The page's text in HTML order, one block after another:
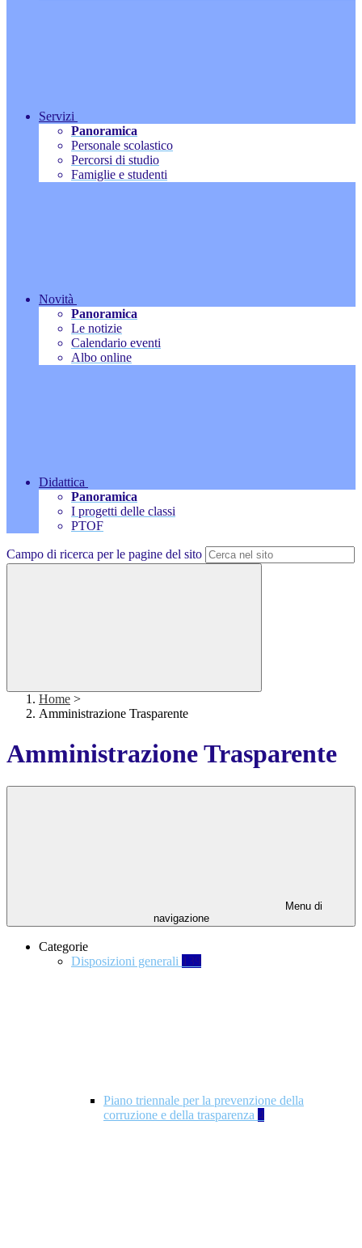
Servizi
Panoramica
Personale scolastico
Percorsi di studio
Famiglie e studenti
Novità
Panoramica
Le notizie
Calendario eventi
Albo online
Didattica
Panoramica
I progetti delle classi
PTOF
Campo di ricerca per le pagine del sito
Home >
Amministrazione Trasparente
Amministrazione Trasparente
Menu di
navigazione
Categorie
Disposizioni generali 139
Piano triennale per la prevenzione della
corruzione e della trasparenza 4